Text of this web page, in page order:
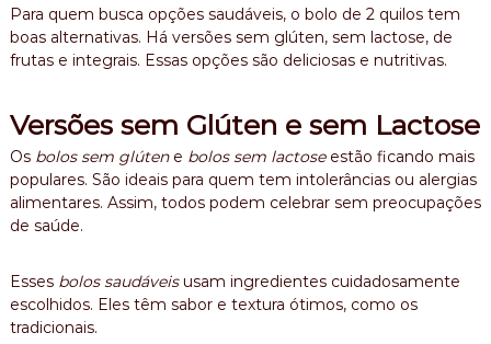
Para quem busca opções saudáveis, o bolo de 2 quilos tem
boas alternativas. Há versões sem glúten, sem lactose, de
frutas e integrais. Essas opções são deliciosas e nutritivas.
Versões sem Glúten e sem Lactose
Os bolos sem glútene bolos sem lactoseestão ficando mais
populares. São ideais para quem tem intolerâncias ou alergias
alimentares. Assim, todos podem celebrar sem preocupações
de saúde.
Esses bolos saudáveisusam ingredientes cuidadosamente
escolhidos. Eles têm sabor e textura ótimos, como os
tradicionais.